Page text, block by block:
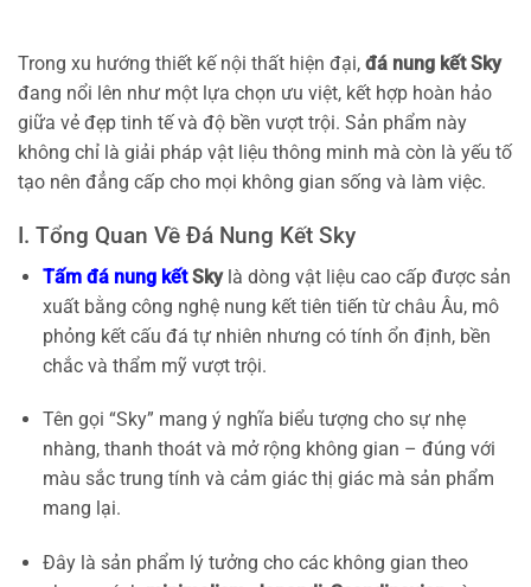
Trong xu hướng thiết kế nội thất hiện đại, đá nung kết Sky
đang nổi lên như một lựa chọn ưu việt, kết hợp hoàn hảo
giữa vẻ đẹp tinh tế và độ bền vượt trội. Sản phẩm này
không chỉ là giải pháp vật liệu thông minh mà còn là yếu tố
tạo nên đẳng cấp cho mọi không gian sống và làm việc.
I. Tổng Quan Về Đá Nung Kết Sky
Tấm đá nung kếtSkylà dòng vật liệu cao cấp được sản
xuất bằng công nghệ nung kết tiên tiến từ châu Âu, mô
phỏng kết cấu đá tự nhiên nhưng có tính ổn định, bền
chắc và thẩm mỹ vượt trội.
Tên gọi “Sky” mang ý nghĩa biểu tượng cho sự nhẹ
nhàng, thanh thoát và mở rộng không gian – đúng với
màu sắc trung tính và cảm giác thị giác mà sản phẩm
mang lại.
Đây là sản phẩm lý tưởng cho các không gian theo